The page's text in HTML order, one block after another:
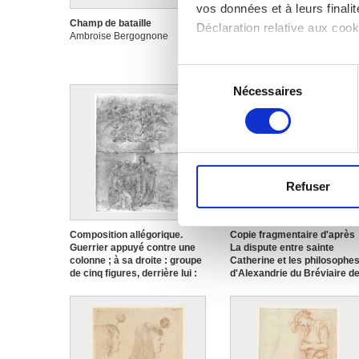
vos données et à leurs
Déclaration relative aux
Si vous le permettez, nous
Collecter des
digitales).
partenaires de médias
vous leur avez fournies ou
consentement
Nécessaires
Refuser
Champ de bataille
Ambroise Bergognone
Château et feux d'artifice à
Remigio Cantagallina
Composition allégorique.
Guerrier appuyé contre une
colonne ; à sa droite : groupe
de cinq figures, derrière lui :
dragon et ; dans le ciel : la
Vierge entourée d'anges
Anonyme
Copie fragmentaire d'après
La dispute entre sainte
Catherine et les philosophes
d'Alexandrie du Bréviaire de
Federico Zuccari